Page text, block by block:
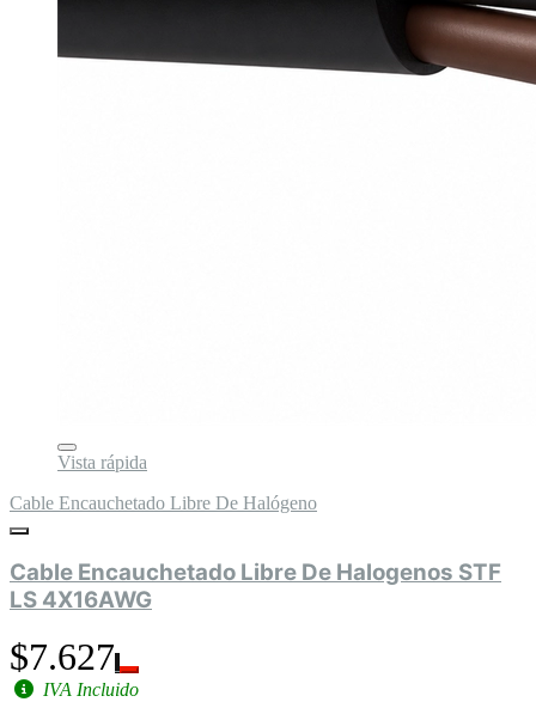
Vista rápida
Cable Encauchetado Libre De Halógeno
Cable Encauchetado Libre De Halogenos STF
LS 4X16AWG
$7.627
IVA Incluido